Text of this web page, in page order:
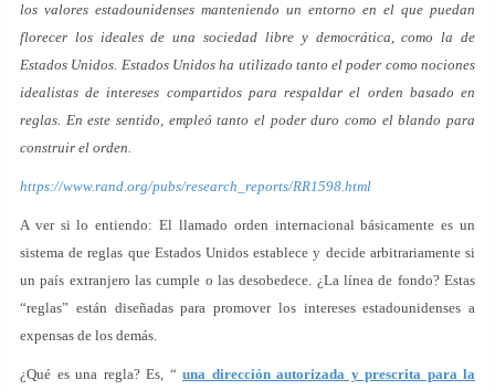
los valores estadounidenses manteniendo un entorno en el que puedan
florecer los ideales de una sociedad libre y democrática, como la de
Estados Unidos. Estados Unidos ha utilizado tanto el poder como nociones
idealistas de intereses compartidos para respaldar el orden basado en
reglas. En este sentido, empleó tanto el poder duro como el blando para
construir el orden.
https://www.rand.org/pubs/research_reports/RR1598.html
A ver si lo entiendo: El llamado orden internacional básicamente es un
sistema de reglas que Estados Unidos establece y decide arbitrariamente si
un país extranjero las cumple o las desobedece. ¿La línea de fondo? Estas
“reglas” están diseñadas para promover los intereses estadounidenses a
expensas de los demás.
¿Qué es una regla? Es, “ una dirección autorizada y prescrita para la